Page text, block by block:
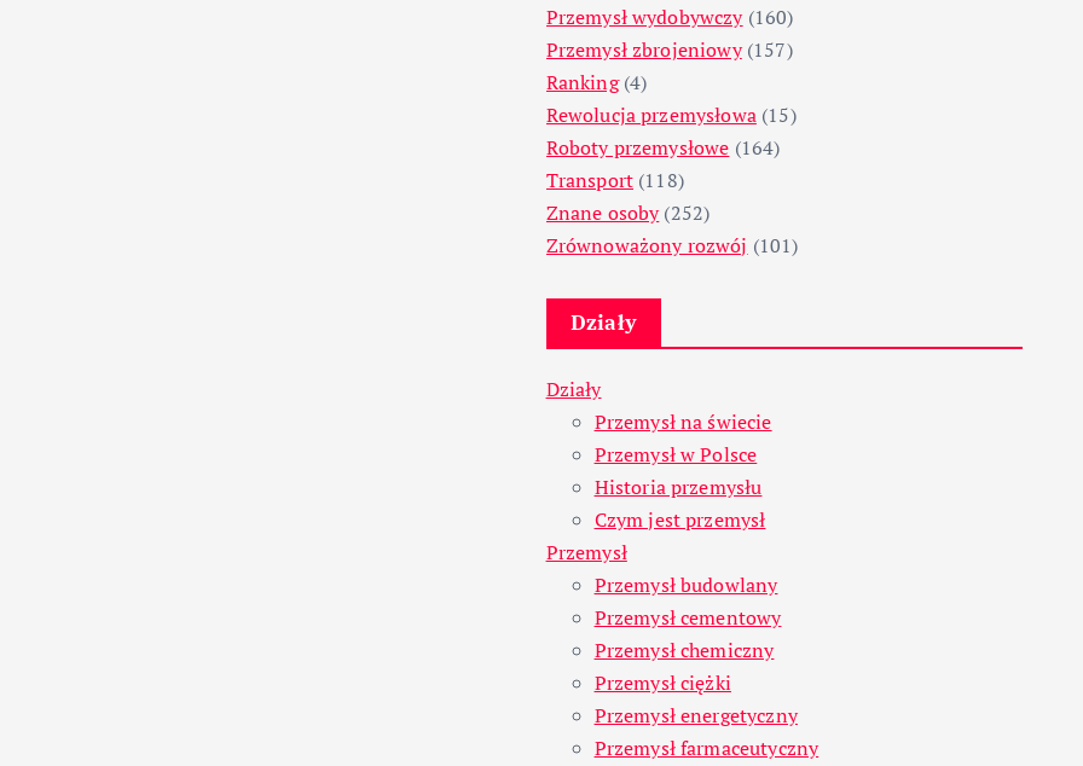
Przemysł wydobywczy(160)
Przemysł zbrojeniowy(157)
Ranking(4)
Rewolucja przemysłowa(15)
Roboty przemysłowe (164)
Transport (118)
Znane osoby(252)
Zrównoważony rozwój (101)
Działy
Działy
Przemysł na świecie
Przemysł w Polsce
Historia przemysłu
Czym jest przemysł
Przemysł
Przemysł budowlany
Przemysł cementowy
Przemysł chemiczny
Przemysł ciężki
Przemysł energetyczny
Przemysł farmaceutyczny